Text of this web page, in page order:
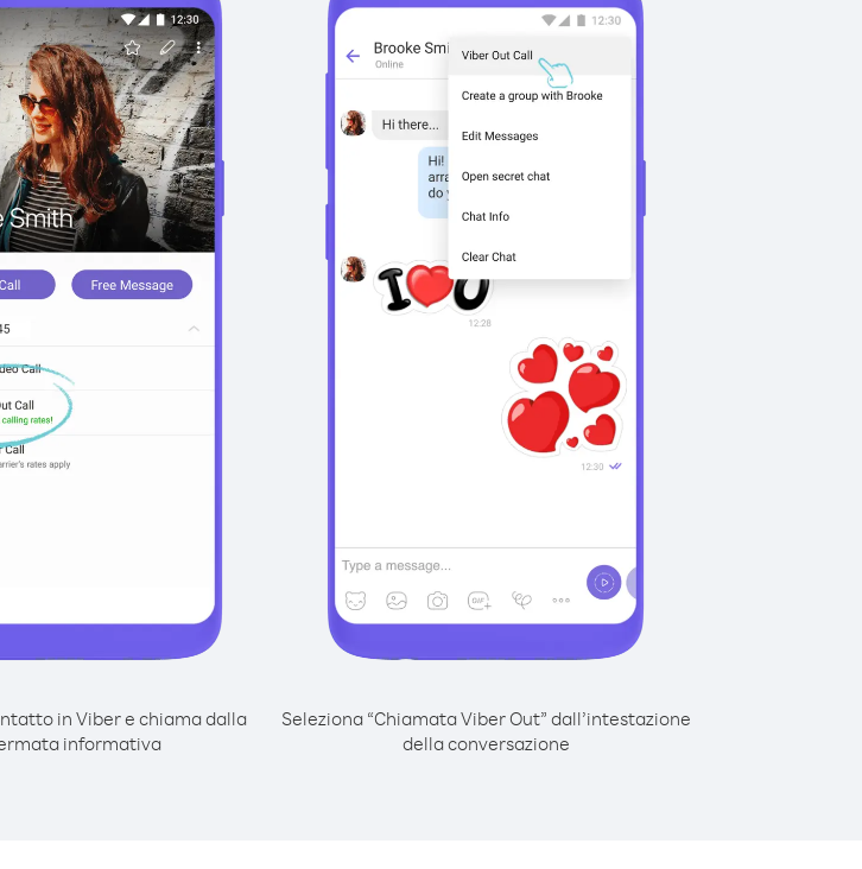
in Viber e chiama dalla
informativa
Seleziona “Chiamata Viber Out” dall’intestazione
della conversazione